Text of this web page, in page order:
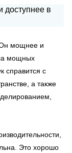
Он мощнее и
мощных
справится с
а также
Это хорошо